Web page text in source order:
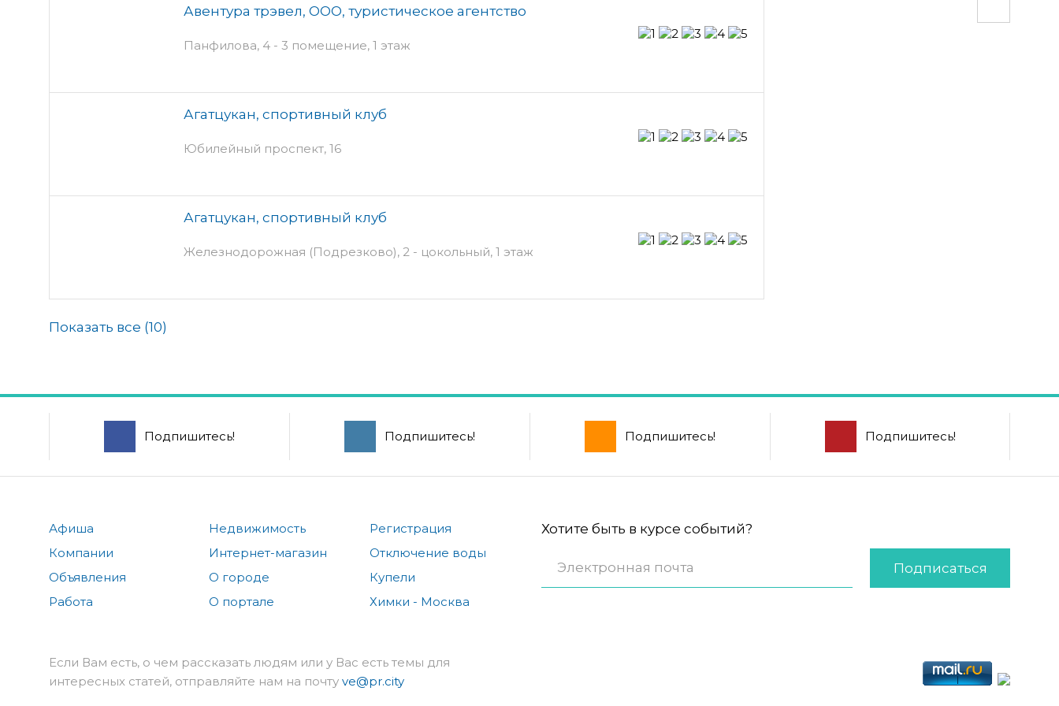
Авентура трэвел, ООО, туристическое агентство
Панфилова, 4 - 3 помещение, 1 этаж
Агатцукан, спортивный клуб
Юбилейный проспект, 16
Агатцукан, спортивный клуб
Железнодорожная (Подрезково), 2 - цокольный, 1 этаж
Показать все (10)
Подпишитесь! Подпишитесь! Подпишитесь! Подпишитесь!
Афиша
Компании
Объявления
Работа
Недвижимость
Интернет-магазин
О городе
О портале
Регистрация
Отключение воды
Купели
Химки - Москва
Хотите быть в курсе событий?
Подписаться
Если Вам есть, о чем рассказать людям или у Вас есть темы для
интересных статей, отправляйте нам на почту ve@pr.city